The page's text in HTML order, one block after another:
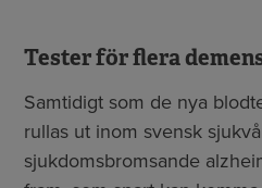
Tester för flera
Samtidigt som de nya
rullas ut inom svensk
sjukdomsbromsande